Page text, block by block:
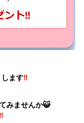
ます‼
みませんか😺